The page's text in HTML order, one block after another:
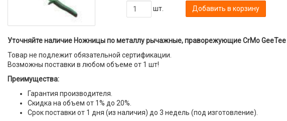
шт. Добавить в корзину
Уточняйте наличие Ножницы по металлу рычажные, праворежующие CrMo GeeTee
Товар не подлежит обязательной сертификации.
Возможны поставки в любом объеме от 1 шт!
Преимущества:
Гарантия производителя.
Скидка на объем от 1% до 20%.
Срок поставки от 1 дня (из наличия) до 3 недель (под изготовление).